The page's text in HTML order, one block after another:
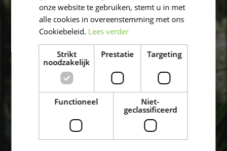
onze website te gebruiken, stemt u in met
alle cookies in overeenstemming met ons
Cookiebeleid. Lees verder
Strikt
noodzakelijk
Prestatie Targeting
Functioneel
Niet-
geclassificeerd